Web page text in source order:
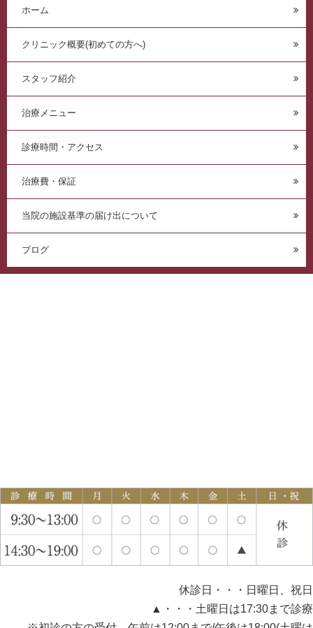
ホーム
クリニック概要(初めての方へ)
スタッフ紹介
治療メニュー
診療時間・アクセス
治療費・保証
当院の施設基準の届け出について
ブログ
休診日・・・日曜日、祝日
▲・・・土曜日は17:30まで診療